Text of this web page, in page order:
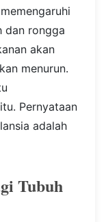
dan rongga
akan
menurun.
Pernyataan
adalah
Tubuh